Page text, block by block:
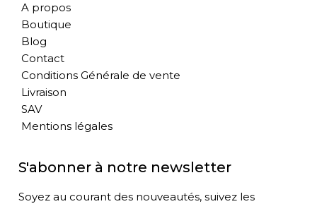
A propos
Boutique
Blog
Contact
Conditions Générale de vente
Livraison
SAV
Mentions légales
S'abonner à notre newsletter
Soyez au courant des nouveautés, suivez les